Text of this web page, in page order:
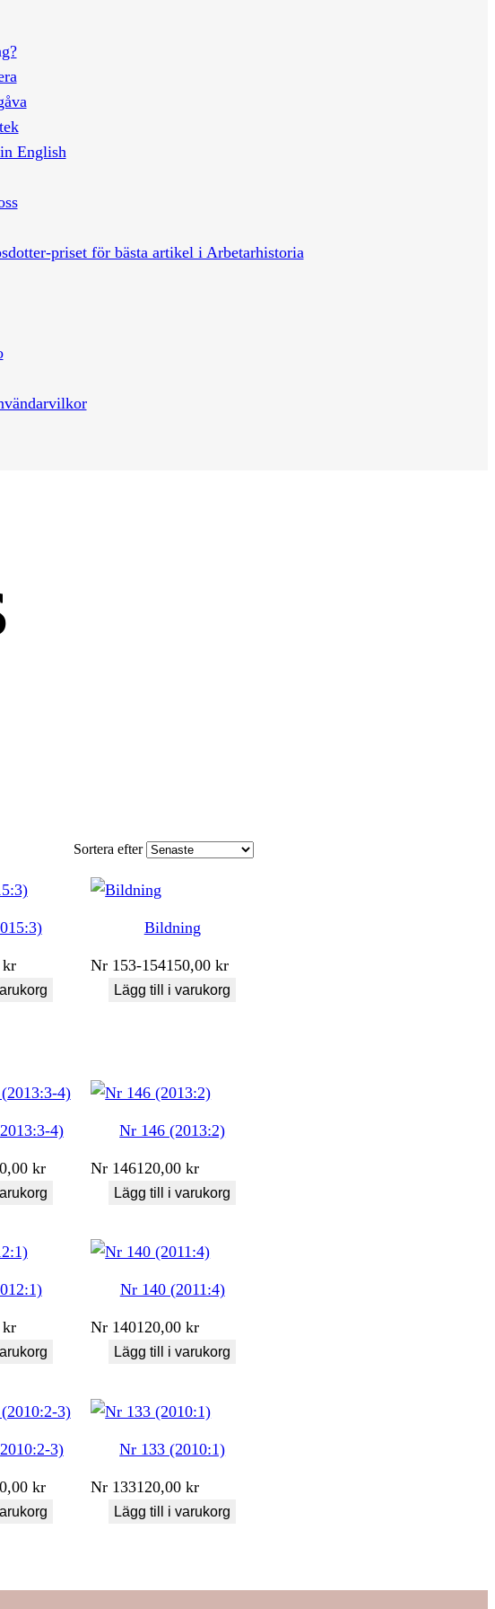
English
priset för bästa artikel i Arbetarhistoria
Sortera efter
kr
Bildning
Nr 153-154150,00kr
Lägg till i varukorg
4)
kr
Nr 146 (2013:2)
Nr 146120,00kr
Lägg till i varukorg
kr
Nr 140 (2011:4)
Nr 140120,00kr
Lägg till i varukorg
3)
kr
Nr 133 (2010:1)
Nr 133120,00kr
Lägg till i varukorg